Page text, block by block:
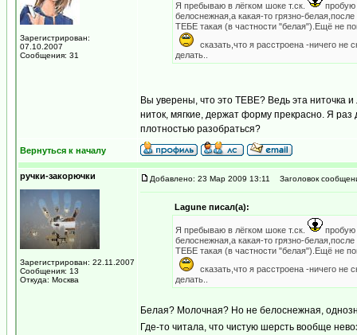
Зарегистрирован:
07.10.2007
Сообщения: 31
Я пребываю в лёгком шоке т.ск.
пробую
белоснежная,а какая-то грязно-
ТЕБЕ такая (в частности "белая").Ещё не
сказать,что я расстроена -ничего не
делать..
Вы уверены, что это ТЕВЕ? Ведь эта ниточка
ниток, мягкие, держат форму прекрасно. Я
плотностью разобраться?
Вернуться к началу
ручки-закорючки
Зарегистрирован: 22.11.2007
Сообщения: 13
Откуда: Москва
Добавлено: 23 Мар 2009 13:11 Заголовок
Lagune писал(а):
Я пребываю в лёгком шоке т.ск.
пробую
белоснежная,а какая-то грязно-
ТЕБЕ такая (в частности "белая").Ещё не
сказать,что я расстроена -ничего не
делать..
Белая? Молочная? Но не белоснежная,
Где-то читала, что чистую шерсть вообще